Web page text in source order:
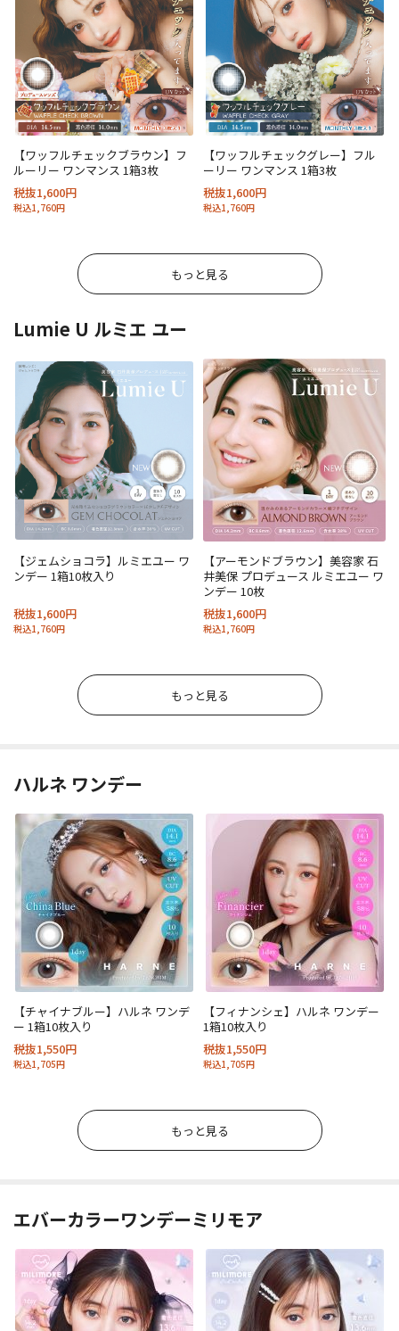
【ワッフルチェックブラウン】フ
ルーリー ワンマンス 1箱3枚
税抜1,600円
税込1,760円
【ワッフルチェックグレー】フル
ーリー ワンマンス 1箱3枚
税抜1,600円
税込1,760円
もっと見る
Lumie U ルミエ ユー
【ジェムショコラ】ルミエユー ワ
ンデー 1箱10枚入り
税抜1,600円
税込1,760円
【アーモンドブラウン】美容家 石
井美保 プロデュース ルミエユー ワ
ンデー 10枚
税抜1,600円
税込1,760円
もっと見る
ハルネ ワンデー
【チャイナブルー】ハルネ ワンデ
ー 1箱10枚入り
税抜1,550円
税込1,705円
【フィナンシェ】ハルネ ワンデー
1箱10枚入り
税抜1,550円
税込1,705円
もっと見る
エバーカラーワンデーミリモア